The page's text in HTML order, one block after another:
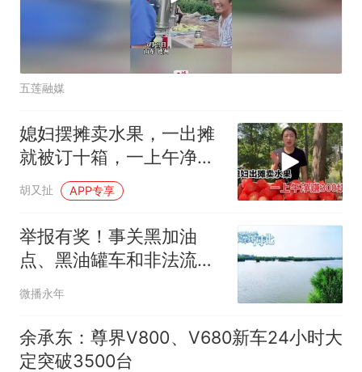
五莲融媒
媳妇摆摊卖水果，一出摊
就被订十箱，一上午净赚
300块钱
胡又扯 APP专享
举报有奖！事关黑加油
点、黑油罐车和非法流动
售油车等成品油非法经营
微播永年
余承东：尊界V800、V680新车24小时大
定突破3500台